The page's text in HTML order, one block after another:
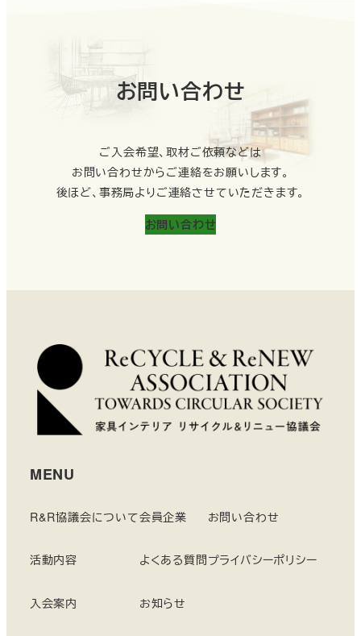
お問い合わせ
ご入会希望、取材ご依頼などは
お問い合わせからご連絡をお願いします。
後ほど、事務局​よりご連絡させていただきます。
お問い合わせ
MENU
R&R協議会について
活動内容
入会案内
会員企業
よくある質問
お知らせ
お問い合わせ
プライバシーポリシー